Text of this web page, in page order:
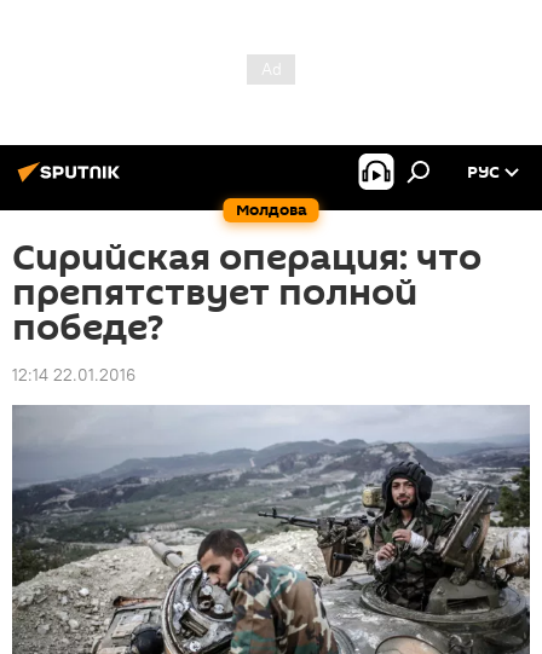
Молдова
РУС
Сирийская операция: что
препятствует полной
победе?
12:14 22.01.2016